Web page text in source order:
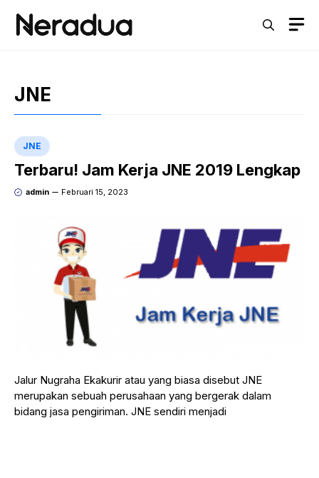
JNE
JNE
Terbaru! Jam Kerja JNE 2019 Lengkap
admin Februari 15, 2023
Jalur Nugraha Ekakurir atau yang biasa disebut JNE
merupakan sebuah perusahaan yang bergerak dalam
bidang jasa pengiriman. JNE sendiri menjadi